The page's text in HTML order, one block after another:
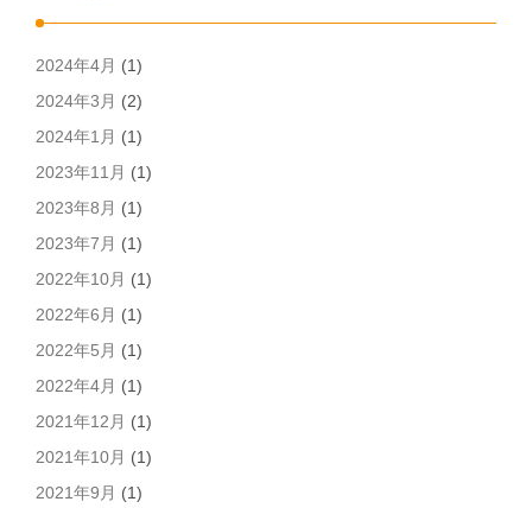
2024年4月 (1)
2024年3月 (2)
2024年1月 (1)
2023年11月 (1)
2023年8月 (1)
2023年7月 (1)
2022年10月 (1)
2022年6月 (1)
2022年5月 (1)
2022年4月 (1)
2021年12月 (1)
2021年10月 (1)
2021年9月 (1)